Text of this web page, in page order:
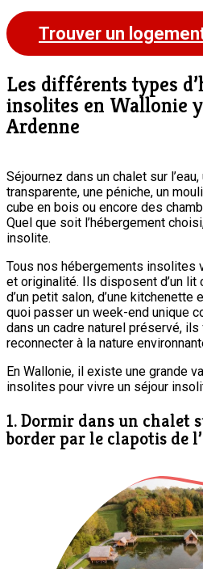
Trouver un
Les différents types
insolites en Wallonie
Ardenne
Séjournez dans un chalet sur
transparente, une péniche, un
cube en bois ou encore des
Quel que soit l’hébergement
insolite.
Tous nos hébergements insolites
et originalité. Ils disposent d’un lit
d’un petit salon, d’une kitchenette
quoi passer un week-end unique
dans un cadre naturel préservé,
reconnecter à la nature
En Wallonie, il existe une grande
insolites pour vivre un séjour
1. Dormir dans un chalet
border par le clapotis de